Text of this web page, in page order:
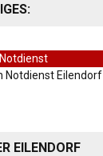
Notdienst Eilendorf
EILENDORF